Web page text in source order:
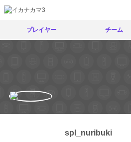
プレイヤー チーム
spl_nuribuki